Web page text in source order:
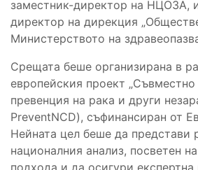
заместник-директор на НЦОЗА,
директор на дирекция
Министерството на
Срещата беше организирана в
европейския проект „Съвместно
превенция на рака и други
PreventNCD), съфинансиран от
Нейната цел беше да представи
националния анализ, посветен
подхода и да осигури